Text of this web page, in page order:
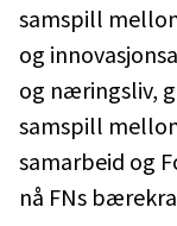
samspill
og
og næringsliv,
samspill
samarbeid og
nå FNs